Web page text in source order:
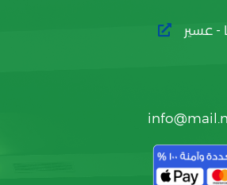
- عسير